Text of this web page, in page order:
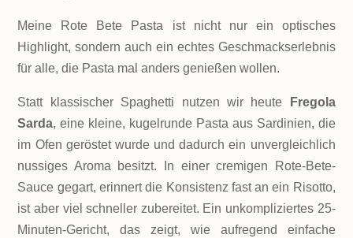
Meine Rote Bete Pasta ist nicht nur ein optisches
Highlight, sondern auch ein echtes Geschmackserlebnis
für alle, die Pasta mal anders genießen wollen.
Statt klassischer Spaghetti nutzen wir heute
Fregola
Sarda, eine kleine, kugelrunde Pasta aus Sardinien, die
im Ofen geröstet wurde und dadurch ein unvergleichlich
nussiges Aroma besitzt. In einer cremigen Rote-Bete-
Sauce gegart, erinnert die Konsistenz fast an ein Risotto,
ist aber viel schneller zubereitet. Ein unkompliziertes 25-
Minuten-Gericht, das zeigt, wie aufregend einfache